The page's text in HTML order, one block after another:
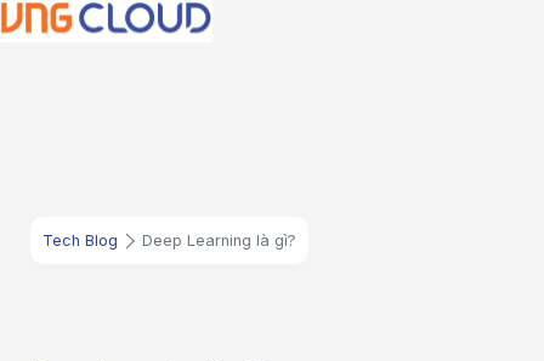
Tech Blog Deep Learning là gì?